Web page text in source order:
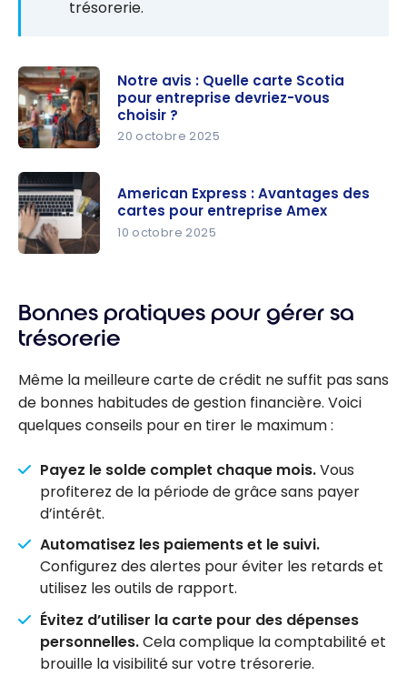
trésorerie.
Quelle
carte
Scotia pour
entreprise
choisir ?
Notre avis : Quelle carte Scotia
pour entreprise devriez-vous
choisir ?
20 octobre 2025
Avantages
des cartes
entreprise
Amex
American Express : Avantages des
cartes pour entreprise Amex
10 octobre 2025
Bonnes pratiques pour gérer sa
trésorerie
Même la meilleure carte de crédit ne suffit pas sans
de bonnes habitudes de gestion financière. Voici
quelques conseils pour en tirer le maximum :
Payez le solde complet chaque mois.Vous
profiterez de la période de grâce sans payer
d’intérêt.
Automatisez les paiements et le suivi.
Configurez des alertes pour éviter les retards et
utilisez les outils de rapport.
Évitez d’utiliser la carte pour des dépenses
personnelles.Cela complique la comptabilité et
brouille la visibilité sur votre trésorerie.